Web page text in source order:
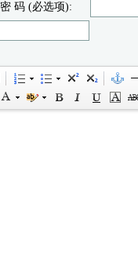
密 码 (必选项):